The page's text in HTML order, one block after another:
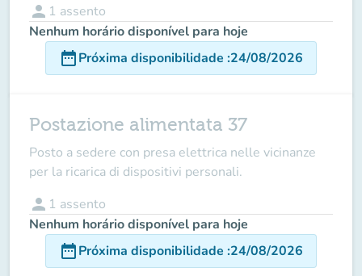
person 1 assento
Nenhum horário disponível para hoje
date_rangePróxima disponibilidade :24/08/2026
Postazione alimentata 37
Posto a sedere con presa elettrica nelle vicinanze
per la ricarica di dispositivi personali.
person 1 assento
Nenhum horário disponível para hoje
date_rangePróxima disponibilidade :24/08/2026